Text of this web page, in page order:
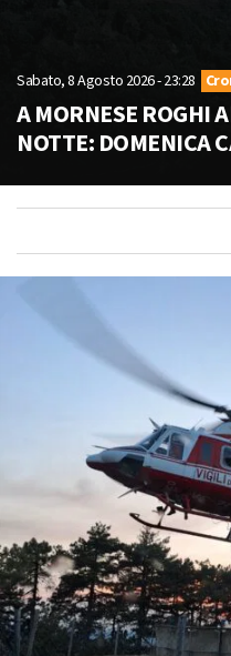
Sabato, 8 Agosto 2026 - 23:28
A MORNESE ROGHI
NOTTE: DOMENICA